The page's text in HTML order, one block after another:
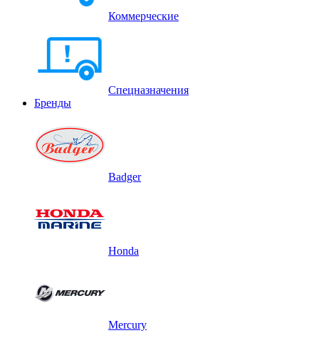
Коммерческие
Спецназначения
Бренды
Badger
Honda
Mercury